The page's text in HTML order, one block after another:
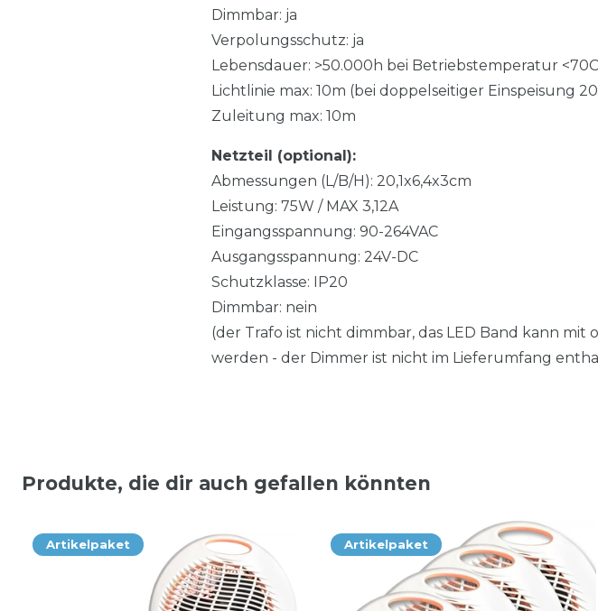
Dimmbar: ja
Verpolungsschutz: ja
Lebensdauer: >50.000h bei Betriebstemperatur
Lichtlinie max: 10m (bei doppelseitiger Einspeisung
Zuleitung max: 10m
Netzteil (optional):
Abmessungen (L/B/H): 20,1x6,4x3cm
Leistung: 75W / MAX 3,12A
Eingangsspannung: 90-264VAC
Ausgangsspannung: 24V-DC
Schutzklasse: IP20
Dimmbar: nein
(der Trafo ist nicht dimmbar, das LED Band kann
werden - der Dimmer ist nicht im Lieferumfang
Produkte, die dir auch gefallen könnten
Artikelpaket Artikelpaket